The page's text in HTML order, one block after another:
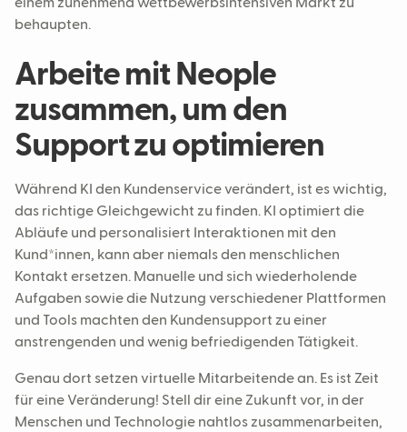
einem zunehmend wettbewerbsintensiven Markt zu
behaupten.
Arbeite mit Neople
zusammen, um den
Support zu optimieren
Während KI den Kundenservice verändert, ist es wichtig,
das richtige Gleichgewicht zu finden. KI optimiert die
Abläufe und personalisiert Interaktionen mit den
Kund*innen, kann aber niemals den menschlichen
Kontakt ersetzen. Manuelle und sich wiederholende
Aufgaben sowie die Nutzung verschiedener Plattformen
und Tools machten den Kundensupport zu einer
anstrengenden und wenig befriedigenden Tätigkeit.
Genau dort setzen virtuelle Mitarbeitende an. Es ist Zeit
für eine Veränderung! Stell dir eine Zukunft vor, in der
Menschen und Technologie nahtlos zusammenarbeiten,